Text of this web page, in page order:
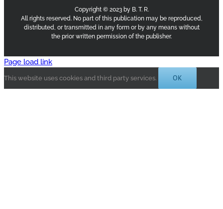
Copyright © 2023 by B. T. R.
All rights reserved. No part of this publication may be reproduced,
distributed, or transmitted in any form or by any means without
the prior written permission of the publisher.
Page load link
This website uses cookies and third party services. OK